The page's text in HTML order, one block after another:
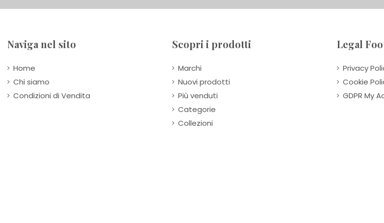
Naviga nel sito
Home
Chi siamo
Condizioni di Vendita
Scopri i prodotti
Marchi
Nuovi prodotti
Più venduti
Categorie
Collezioni
Legal
Privacy
Cookie
GDPR My